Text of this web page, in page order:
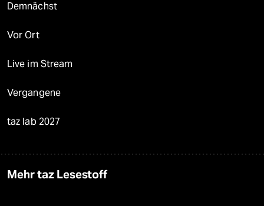
Demnächst
Vor Ort
Live im Stream
Vergangene
taz lab 2027
Mehr taz Lesestoff